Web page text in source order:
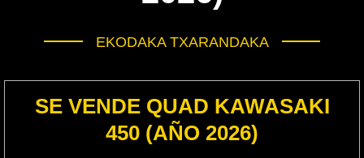
EKODAKA TXARANDAKA
SE VENDE QUAD KAWASAKI
450 (AÑO 2026)